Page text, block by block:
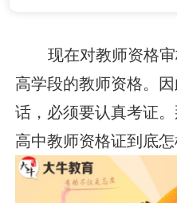
现在对教师资格
高学段的教师资格。
话，必须要认真考证
高中教师资格证到底